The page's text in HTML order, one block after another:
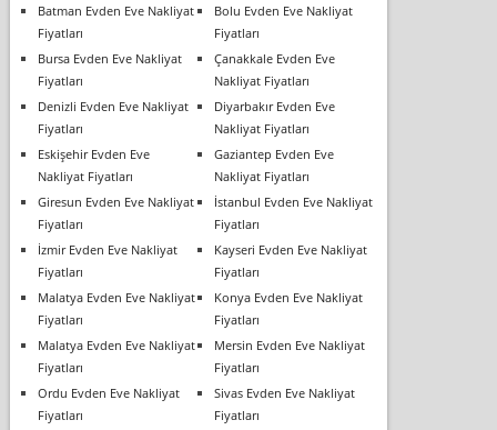
Batman Evden Eve Nakliyat
Fiyatları
Bolu Evden Eve Nakliyat
Fiyatları
Bursa Evden Eve Nakliyat
Fiyatları
Çanakkale Evden Eve
Nakliyat Fiyatları
Denizli Evden Eve Nakliyat
Fiyatları
Diyarbakır Evden Eve
Nakliyat Fiyatları
Eskişehir Evden Eve
Nakliyat Fiyatları
Gaziantep Evden Eve
Nakliyat Fiyatları
Giresun Evden Eve Nakliyat
Fiyatları
İstanbul Evden Eve Nakliyat
Fiyatları
İzmir Evden Eve Nakliyat
Fiyatları
Kayseri Evden Eve Nakliyat
Fiyatları
Malatya Evden Eve Nakliyat
Fiyatları
Konya Evden Eve Nakliyat
Fiyatları
Malatya Evden Eve Nakliyat
Fiyatları
Mersin Evden Eve Nakliyat
Fiyatları
Ordu Evden Eve Nakliyat
Fiyatları
Sivas Evden Eve Nakliyat
Fiyatları